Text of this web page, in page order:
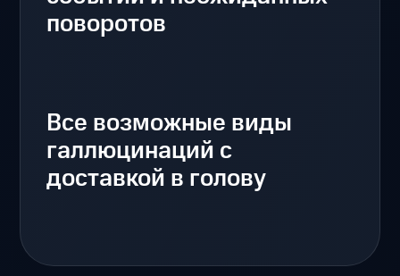
поворотов
Все возможные виды
галлюцинаций с
доставкой в голову